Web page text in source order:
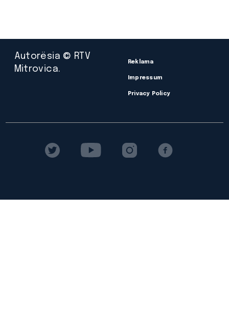
Autorësia © RTV
Mitrovica.
Reklama
Impressum
Privacy Policy